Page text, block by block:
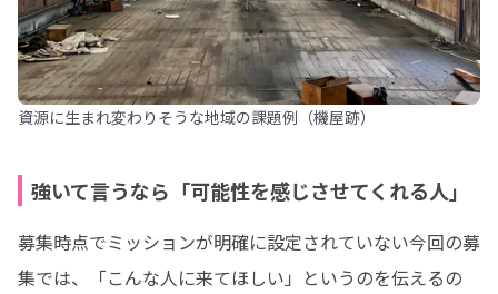
資源に生まれ変わりそうな地域の課題例（機屋跡）
強いて言うなら「可能性を感じさせてくれる人」
募集時点でミッションが明確に設定されていない今回の募
集では、「こんな人に来てほしい」というのを伝えるの